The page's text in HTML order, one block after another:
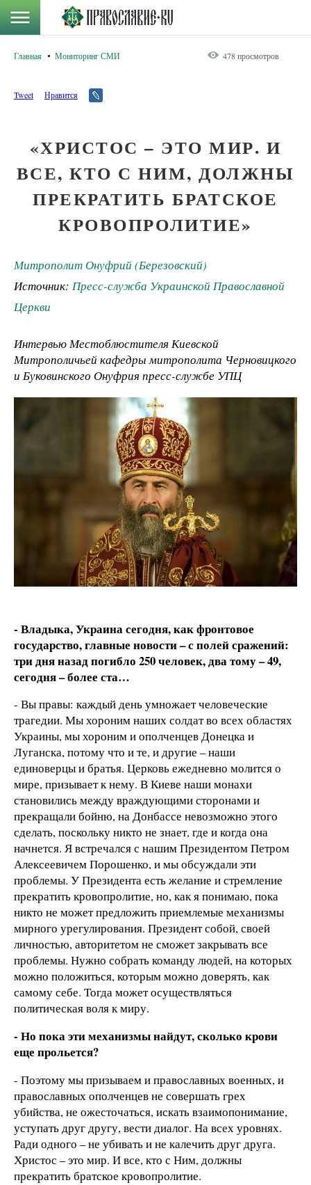
Главная Мониторинг СМИ 478 просмотров
Tweet Нравится
«ХРИСТОС – ЭТО МИР. И
ВСЕ, КТО С НИМ, ДОЛЖНЫ
ПРЕКРАТИТЬ БРАТСКОЕ
КРОВОПРОЛИТИЕ»
Митрополит Онуфрий (Березовский)
Источник: Пресс-служба Украинской Православной
Церкви
Интервью Местоблюстителя Киевской
Митрополичьей кафедры митрополита Черновицкого
и Буковинского Онуфрия пресс-службе УПЦ
- Владыка, Украина сегодня, как фронтовое
государство, главные новости – с полей сражений:
три дня назад погибло 250 человек, два тому – 49,
сегодня – более ста…
- Вы правы: каждый день умножает человеческие
трагедии. Мы хороним наших солдат во всех областях
Украины, мы хороним и ополченцев Донецка и
Луганска, потому что и те, и другие – наши
единоверцы и братья. Церковь ежедневно молится о
мире, призывает к нему. В Киеве наши монахи
становились между враждующими сторонами и
прекращали бойню, на Донбассе невозможно этого
сделать, поскольку никто не знает, где и когда она
начнется. Я встречался с нашим Президентом Петром
Алексеевичем Порошенко, и мы обсуждали эти
проблемы. У Президента есть желание и стремление
прекратить кровопролитие, но, как я понимаю, пока
никто не может предложить приемлемые механизмы
мирного урегулирования. Президент собой, своей
личностью, авторитетом не сможет закрывать все
проблемы. Нужно собрать команду людей, на которых
можно положиться, которым можно доверять, как
самому себе. Тогда может осуществляться
политическая воля к миру.
- Но пока эти механизмы найдут, сколько крови
еще прольется?
- Поэтому мы призываем и православных военных, и
православных ополченцев не совершать грех
убийства, не ожесточаться, искать взаимопонимание,
уступать друг другу, вести диалог. На всех уровнях.
Ради одного – не убивать и не калечить друг друга.
Христос – это мир. И все, кто с Ним, должны
прекратить братское кровопролитие.